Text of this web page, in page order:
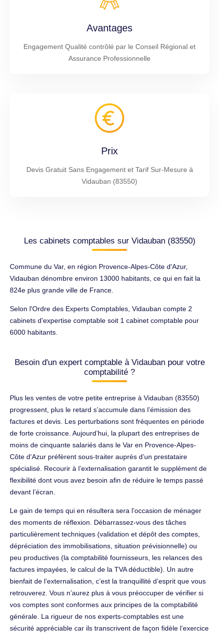
Avantages
Engagement Qualité contrôlé par le Conseil Régional et
Assurance Professionnelle
Prix
Devis Gratuit Sans Engagement et Tarif Sur-Mesure à
Vidauban (83550)
Les cabinets comptables sur Vidauban (83550)
Commune du Var, en région Provence-Alpes-Côte d'Azur,
Vidauban dénombre environ 13000 habitants, ce qui en fait la
824e plus grande ville de France.
Selon l'Ordre des Experts Comptables, Vidauban compte 2
cabinets d'expertise comptable soit 1 cabinet comptable pour
6000 habitants.
Besoin d'un expert comptable à Vidauban pour votre
comptabilité ?
Plus les ventes de votre petite entreprise à Vidauban (83550)
progressent, plus le retard s’accumule dans l’émission des
factures et devis. Les perturbations sont fréquentes en période
de forte croissance. Aujourd’hui, la plupart des entreprises de
moins de cinquante salariés dans le Var en Provence-Alpes-
Côte d'Azur préfèrent sous-traiter auprès d’un prestataire
spécialisé. Recourir à l’externalisation garantit le supplément de
flexibilité dont vous avez besoin afin de réduire le temps passé
devant l’écran.
Le gain de temps qui en résultera sera l’occasion de ménager
des moments de réflexion. Débarrassez-vous des tâches
particulièrement techniques (validation et dépôt des comptes,
dépréciation des immobilisations, situation prévisionnelle) ou
peu productives (la comptabilité fournisseurs, les relances des
factures impayées, le calcul de la TVA déductible). Un autre
bienfait de l’externalisation, c’est la tranquillité d’esprit que vous
retrouverez. Vous n’aurez plus à vous préoccuper de vérifier si
vos comptes sont conformes aux principes de la comptabilité
générale. La rigueur de nos experts-comptables est une
sécurité appréciable car ils transcrivent de façon fidèle l’exercice